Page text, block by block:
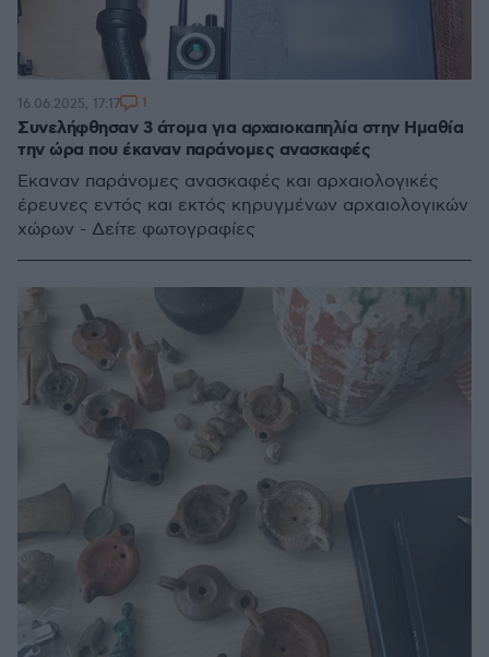
Συνελήφθησαν 3 άτομα για αρχαιοκαπηλία στην Ημαθία
την ώρα που έκαναν παράνομες ανασκαφές
Έκαναν παράνομες ανασκαφές και αρχαιολογικές
έρευνες εντός και εκτός κηρυγμένων αρχαιολογικών
χώρων - Δείτε φωτογραφίες
16.06.2025, 17:17 1